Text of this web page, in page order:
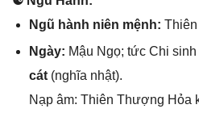
Ngũ hành niên mệnh:
Ngày: Mậu Ngọ; tức Chi
cát(nghĩa nhật).
Nạp âm: Thiên Thượnɡ Hỏa